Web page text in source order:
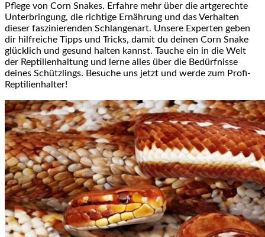
Pflege von Corn Snakes. Erfahre mehr über die artgerechte
Unterbringung, die richtige Ernährung und das Verhalten
dieser faszinierenden Schlangenart. Unsere Experten geben
dir hilfreiche Tipps und Tricks, damit du deinen Corn Snake
glücklich und gesund halten kannst. Tauche ein in die Welt
der Reptilienhaltung und lerne alles über die Bedürfnisse
deines Schützlings. Besuche uns jetzt und werde zum Profi-
Reptilienhalter!